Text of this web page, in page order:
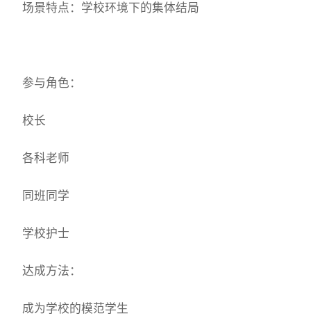
场景特点：学校环境下的集体结局
参与角色：
校长
各科老师
同班同学
学校护士
达成方法：
成为学校的模范学生